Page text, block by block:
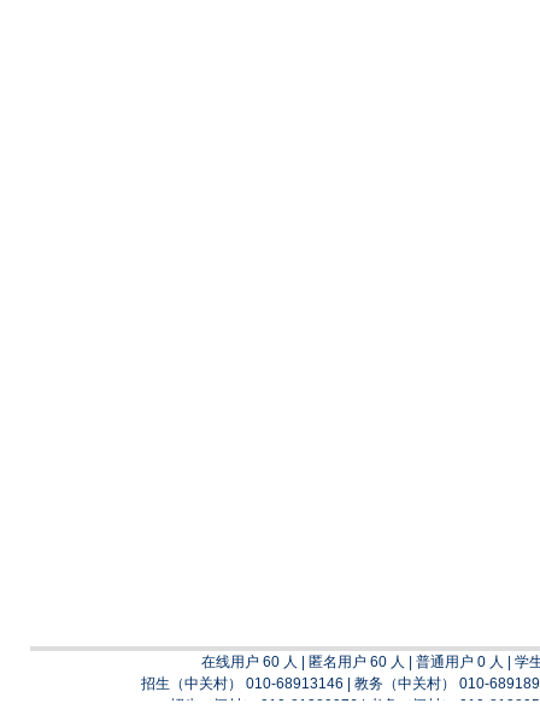
在线用户 60 人 | 匿名用户 60 人 | 普通用户 0 人 | 学
招生（中关村） 010-68913146 | 教务（中关村） 010-
招生（阎村） 010-81389976 | 考务（阎村） 010-